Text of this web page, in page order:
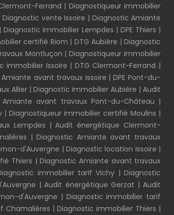
Ferrand | Diagnostiqueur immobilier
Diagnostic vente Issoire | Diagnostic Amiante
|Diagnostic immobilier Lempdes |DPE Thiers |
certifié Riom | DTG Aubière |Diagnostic
Montluçon |Diagnostiqueur immobilier
immobilier Issoire | DTG Clermont-Ferrand |
avant travaux Issoire |DPE Pont-du-
Allier | Diagnostic immobilier Aubière | Audit
Amiante avant travaux Pont-du-Château |
| Diagnostiqueur immobilier certifié Moulins |
Lempdes |Audit énergétique Clermont-
|Diagnostic Amiante avant travaux
d'Auvergne | Diagnostic location Issoire |
Thiers |Diagnostic Amiante avant travaux
immobilier tarif Vichy | Diagnostic
|Audit énergétique Gerzat |Audit
d'Auvergne | Diagnostic immobilier tarif
Chamalières | Diagnostic immobilier Thiers |